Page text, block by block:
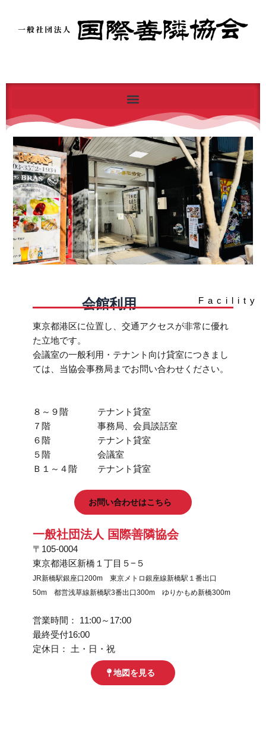
会館利用 Facility
東京都港区に位置し、交通アクセスが非常に優れ
た立地です。
会議室の一般利用・テナント向け貸室につきまし
ては、当協会事務局までお問い合わせください。
８～９階 テナント貸室
７階 事務局、会員談話室
６階 テナント貸室
５階 会議室
Ｂ１～４階 テナント貸室
お問い合わせはこちら
一般社団法人 国際善隣協会​
〒105-0004
東京都港区新橋１丁目５−５
JR新橋駅銀座口200m 東京メトロ銀座線新橋駅１番出口
50m 都営浅草線新橋駅3番出口300m ゆりかもめ新橋300m
営業時間： 11:00～17:00
最終受付16:00
定休日： 土・日・祝
地図を見る